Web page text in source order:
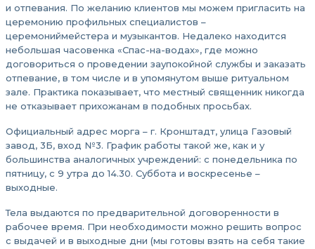
и отпевания. По желанию клиентов мы можем пригласить на
церемонию профильных специалистов –
церемониймейстера и музыкантов. Недалеко находится
небольшая часовенка «Спас-на-водах», где можно
договориться о проведении заупокойной службы и заказать
отпевание, в том числе и в упомянутом выше ритуальном
зале. Практика показывает, что местный священник никогда
не отказывает прихожанам в подобных просьбах.
Официальный адрес морга – г. Кронштадт, улица Газовый
завод, 3Б, вход №3. График работы такой же, как и у
большинства аналогичных учреждений: с понедельника по
пятницу, с 9 утра до 14.30. Суббота и воскресенье –
выходные.
Тела выдаются по предварительной договоренности в
рабочее время. При необходимости можно решить вопрос
с выдачей и в выходные дни (мы готовы взять на себя такие